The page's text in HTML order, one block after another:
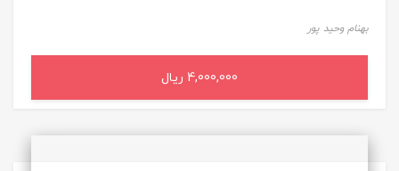
بهنام وحید پور
4,000,000 ریال
افزودن به سبد خرید